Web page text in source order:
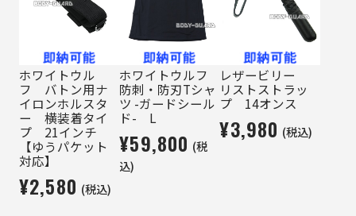
ホワイトウル
フ バトン用ナ
イロンホルスタ
ー 横装着タイ
プ 21インチ
【ゆうパケット
対応】
¥2,580 (税込)
ホワイトウルフ
防刺・防刃Tシャ
ツ -ガードシール
ド- L
¥59,800 (税
込)
レザービリー
リストストラッ
プ 14オンス
¥3,980 (税込)